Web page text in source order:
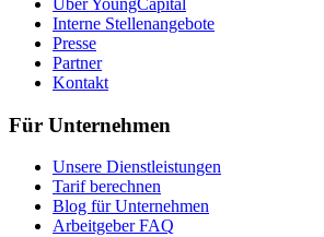
Über YoungCapital
Interne Stellenangebote
Presse
Partner
Kontakt
Für Unternehmen
Unsere Dienstleistungen
Tarif berechnen
Blog für Unternehmen
Arbeitgeber FAQ